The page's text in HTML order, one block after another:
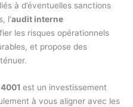
à d’éventuelles sanctions
l’audit interne
les risques opérationnels
et propose des
est un investissement
à vous aligner avec les